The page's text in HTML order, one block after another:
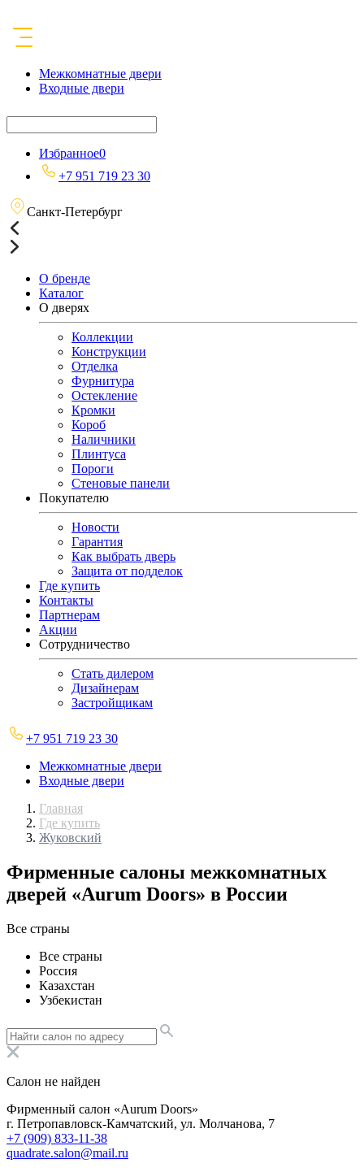
Межкомнатные двери
Входные двери
Избранное0
+7 951 719 23 30
Санкт-Петербург
О бренде
Каталог
О дверях
Коллекции
Конструкции
Отделка
Фурнитура
Остекление
Кромки
Короб
Наличники
Плинтуса
Пороги
Стеновые панели
Покупателю
Новости
Гарантия
Как выбрать дверь
Защита от подделок
Где купить
Контакты
Партнерам
Акции
Сотрудничество
Стать дилером
Дизайнерам
Застройщикам
+7 951 719 23 30
Межкомнатные двери
Входные двери
Главная
Где купить
Жуковский
Фирменные салоны межкомнатных
дверей «Aurum Doors» в России
Все страны
Все страны
Россия
Казахстан
Узбекистан
Салон не найден
Фирменный салон «Aurum Doors»
г. Петропавловск-Камчатский, ул. Молчанова, 7
+7 (909) 833-11-38
quadrate.salon@mail.ru